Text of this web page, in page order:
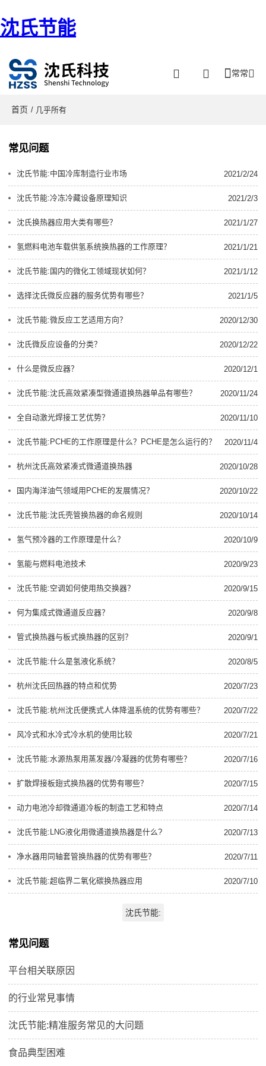
沈氏节能
常常
首页 / 几乎所有
常见问题
沈氏节能:中国冷库制造行业市场 2021/2/24
沈氏节能:冷冻冷藏设备原理知识 2021/2/3
沈氏换热器应用大类有哪些？ 2021/1/27
氢燃料电池车载供氢系统换热器的工作原理？ 2021/1/21
沈氏节能:国内的微化工领域现状如何？ 2021/1/12
选择沈氏微反应器的服务优势有哪些？ 2021/1/5
沈氏节能:微反应工艺适用方向？ 2020/12/30
沈氏微反应设备的分类？ 2020/12/22
什么是微反应器？ 2020/12/1
沈氏节能:沈氏高效紧凑型微通道换热器单品有哪些？ 2020/11/24
全自动激光焊接工艺优势？ 2020/11/10
沈氏节能:PCHE的工作原理是什么？PCHE是怎么运行的？ 2020/11/4
杭州沈氏高效紧凑式微通道换热器 2020/10/28
国内海洋油气领域用PCHE的发展情况？ 2020/10/22
沈氏节能:沈氏壳管换热器的命名规则 2020/10/14
氢气预冷器的工作原理是什么？ 2020/10/9
氢能与燃料电池技术 2020/9/23
沈氏节能:空调如何使用热交换器？ 2020/9/15
何为集成式微通道反应器？ 2020/9/8
管式换热器与板式换热器的区别？ 2020/9/1
沈氏节能:什么是氢液化系统？ 2020/8/5
杭州沈氏回热器的特点和优势 2020/7/23
沈氏节能:杭州沈氏便携式人体降温系统的优势有哪些？ 2020/7/22
风冷式和水冷式冷水机的使用比较 2020/7/21
沈氏节能:水源热泵用蒸发器/冷凝器的优势有哪些？ 2020/7/16
扩散焊接板翅式换热器的优势有哪些？ 2020/7/15
动力电池冷却微通道冷板的制造工艺和特点 2020/7/14
沈氏节能:LNG液化用微通道换热器是什么? 2020/7/13
净水器用同轴套管换热器的优势有哪些？ 2020/7/11
沈氏节能:超临界二氧化碳换热器应用 2020/7/10
沈氏节能:
常见问题
平台相关联原因
的行业常見事情
沈氏节能:精准服务常见的大问题
食品典型困难